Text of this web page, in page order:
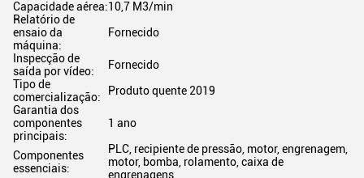
Capacidade aérea:10,7 M3/min
Relatório de
ensaio da
máquina:
Fornecido
Inspecção de
saída por vídeo:
Fornecido
Tipo de
comercialização:
Produto quente 2019
Garantia dos
componentes
principais:
1 ano
Componentes
essenciais:
PLC, recipiente de pressão, motor, engrenagem,
motor, bomba, rolamento, caixa de
engrenagens